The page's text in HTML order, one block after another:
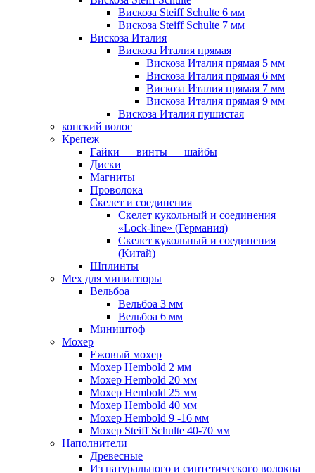
Вискоза Steiff Schulte 6 мм
Вискоза Steiff Schulte 7 мм
Вискоза Италия
Вискоза Италия прямая
Вискоза Италия прямая 5 мм
Вискоза Италия прямая 6 мм
Вискоза Италия прямая 7 мм
Вискоза Италия прямая 9 мм
Вискоза Италия пушистая
конский волос
Крепеж
Гайки — винты — шайбы
Диски
Магниты
Проволока
Скелет и соединения
Скелет кукольный и соединения
«Lock-line» (Германия)
Скелет кукольный и соединения
(Китай)
Шплинты
Мех для миниатюры
Вельбоа
Вельбоа 3 мм
Вельбоа 6 мм
Миништоф
Мохер
Ежовый мохер
Мохер Hembold 2 мм
Мохер Hembold 20 мм
Мохер Hembold 25 мм
Мохер Hembold 40 мм
Мохер Hembold 9 -16 мм
Мохер Steiff Schulte 40-70 мм
Наполнители
Древесные
Из натурального и синтетического волокна